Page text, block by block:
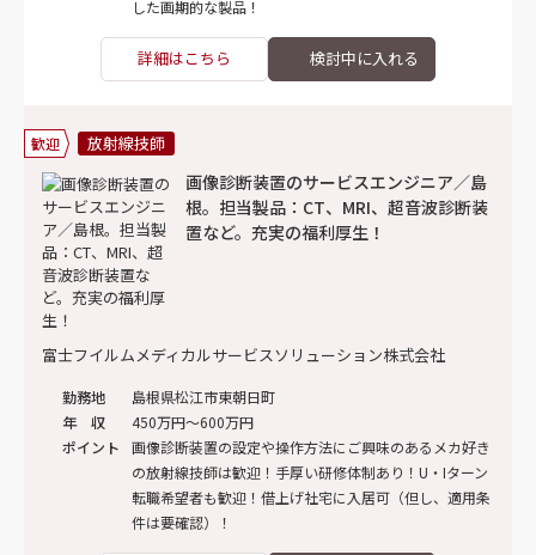
した画期的な製品！
詳細はこちら
歓迎 放射線技師
画像診断装置のサービスエンジニア／島
根。担当製品：CT、MRI、超音波診断装
置など。充実の福利厚生！
富士フイルムメディカルサービスソリューション株式会社
勤務地
島根県松江市東朝日町
年 収
450万円～600万円
ポイント
画像診断装置の設定や操作方法にご興味のあるメカ好き
の放射線技師は歓迎！手厚い研修体制あり！U・Iターン
転職希望者も歓迎！借上げ社宅に入居可（但し、適用条
件は要確認）！